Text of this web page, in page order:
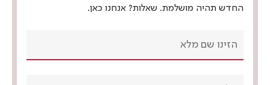
החדש תהיה מושלמת. שאלות? אנחנו כאן.